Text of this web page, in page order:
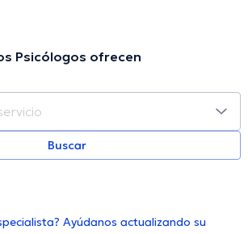
Psicólogos ofrecen
Buscar
Ayúdanos actualizando su